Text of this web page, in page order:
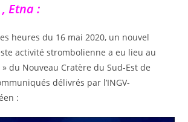
Etna :
heures du 16 mai 2020, un nouvel
activité strombolienne a eu lieu au
du Nouveau Cratère du Sud-Est de
délivrés par l’INGV-
: